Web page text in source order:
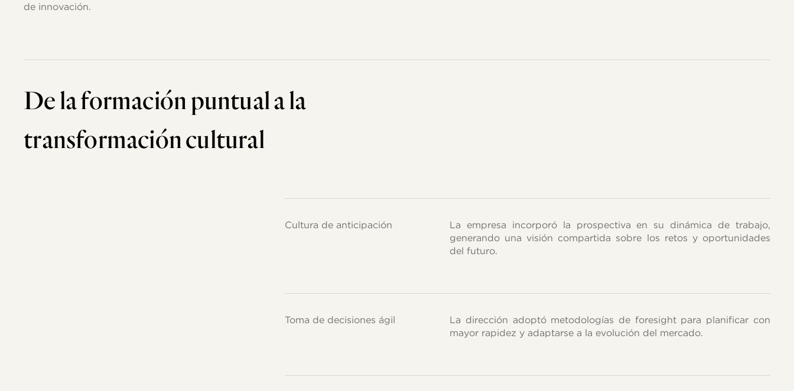
de innovación.
Delaformación puntualala
transformacióncultural
Cultura de anticipación
La empresa incorporó la prospectiva en su dinámica de trabajo,
generando una visión compartida sobre los retos y oportunidades
del futuro.
Toma de decisiones ágil
La dirección adoptó metodologías de foresight para planificar con
mayor rapidez y adaptarse a la evolución del mercado.